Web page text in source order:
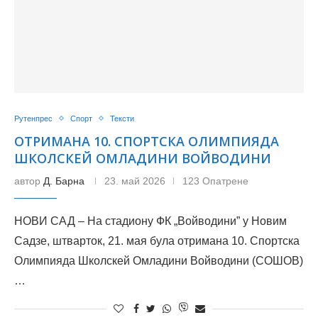
Рутенпрес Спорт Тексти
ОТРИМАНA 10. СПОРТСКА ОЛИМПИЯДА
ШКОЛСКЕЙ ОМЛАДИНИ ВОЙВОДИНИ
автор Д. Барна 23. май 2026 123 Опатрене
НОВИ САД – На стадиону ФК „Войводини” у Новим
Садзе, штварток, 21. мая була отримана 10. Спортска
Олимпияда Школскей Омладини Войводини (СОШОВ)
…